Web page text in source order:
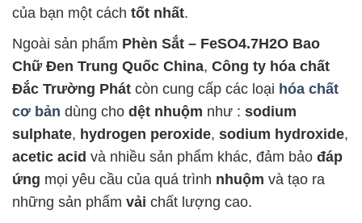
của bạn một cách tốt nhất.
Ngoài sản phẩm Phèn Sắt – FeSO4.7H2O Bao
Chữ Đen Trung Quốc China, Công ty hóa chất
Đắc Trường Phát còn cung cấp các loại hóa chất
cơ bản dùng cho dệt nhuộm như : sodium
sulphate, hydrogen peroxide, sodium hydroxide,
acetic acid và nhiều sản phẩm khác, đảm bảo đáp
ứng mọi yêu cầu của quá trình nhuộm và tạo ra
những sản phẩm vải chất lượng cao.